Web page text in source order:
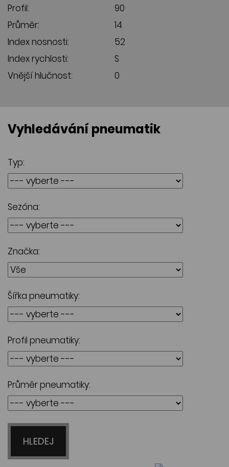
Profil:
90
Průměr:
14
Index nosnosti:
52
Index rychlosti:
S
Vnější hlučnost:
0
Vyhledávání pneumatik
Typ:
Sezóna:
Značka:
Šířka pneumatiky:
Profil pneumatiky:
Průměr pneumatiky:
HLEDEJ